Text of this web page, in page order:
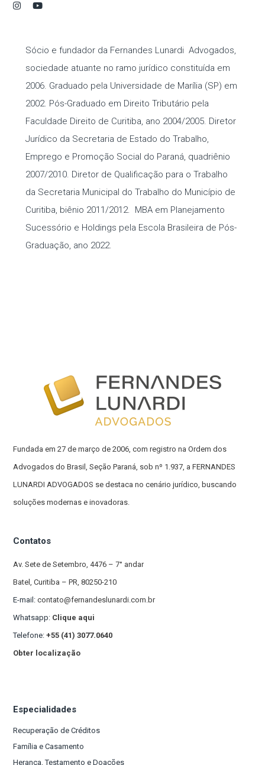
Sócio e fundador da Fernandes Lunardi Advogados,
sociedade atuante no ramo jurídico constituída em
2006. Graduado pela Universidade de Marília (SP) em
2002. Pós-Graduado em Direito Tributário pela
Faculdade Direito de Curitiba, ano 2004/2005. Diretor
Jurídico da Secretaria de Estado do Trabalho,
Emprego e Promoção Social do Paraná, quadriênio
2007/2010. Diretor de Qualificação para o Trabalho
da Secretaria Municipal do Trabalho do Município de
Curitiba, biênio 2011/2012. MBA em Planejamento
Sucessório e Holdings pela Escola Brasileira de Pós-
Graduação, ano 2022.
Fundada em 27 de março de 2006, com registro na Ordem dos
Advogados do Brasil, Seção Paraná, sob nº 1.937, a FERNANDES
LUNARDI ADVOGADOS se destaca no cenário jurídico, buscando
soluções modernas e inovadoras.
Contatos
Av. Sete de Setembro, 4476 – 7° andar
Batel, Curitiba – PR, 80250-210
E-mail: contato@fernandeslunardi.com.br
Whatsapp: Clique aqui
Telefone: +55 (41) 3077.0640
Obter localização
Especialidades
Recuperação de Créditos
Família e Casamento
Herança, Testamento e Doações